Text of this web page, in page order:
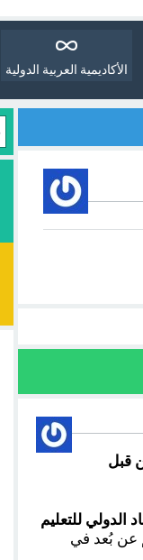
الأكاديمية العربية الدولية
قبل
الدولي للتعليم
عن بُعد في